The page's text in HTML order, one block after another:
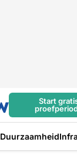
Start
Duurzaamheid